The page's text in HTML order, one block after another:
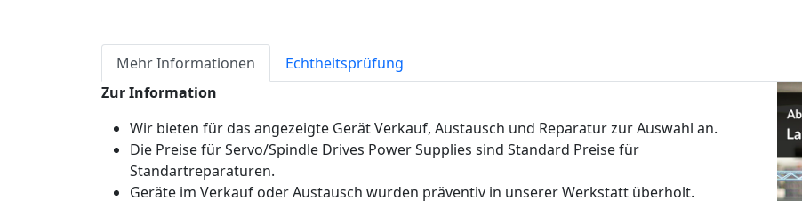
Mehr Informationen
Echtheitsprüfung
Zur Information
Wir bieten für das angezeigte Gerät Verkauf, Austausch und Reparatur zur Auswahl an.
Die Preise für Servo/Spindle Drives Power Supplies sind Standard Preise für
Standartreparaturen.
Geräte im Verkauf oder Austausch wurden präventiv in unserer Werkstatt überholt.